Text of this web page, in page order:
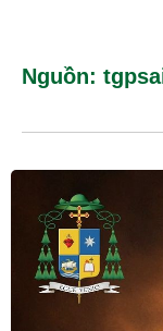
Nguồn: